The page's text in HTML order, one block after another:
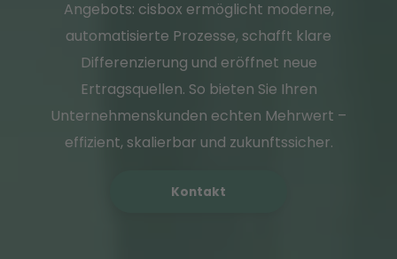
Angebots: cisbox ermöglicht moderne,
automatisierte Prozesse, schafft klare
Differenzierung und eröffnet neue
Ertragsquellen. So bieten Sie Ihren
Unternehmenskunden echten Mehrwert –
effizient, skalierbar und zukunftssicher.
Kontakt